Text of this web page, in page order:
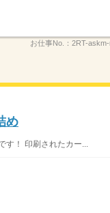
お仕事No.： 2RT-
め
！ 印刷されたカー...